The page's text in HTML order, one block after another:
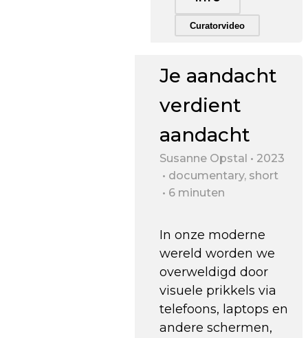
Curatorvideo
Je aandacht
verdient
aandacht
Susanne Opstal
2023
documentary, short
6 minuten
In onze moderne
wereld worden we
overweldigd door
visuele prikkels via
telefoons, laptops en
andere schermen,